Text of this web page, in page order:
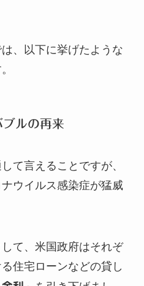
、以下に挙げたような
ルの再来
て言えることですが、
ウイルス感染症が猛威
て、米国政府はそれぞ
住宅ローンなどの貸し